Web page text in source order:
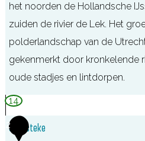
het noorden de Hollandsche
zuiden de rivier de Lek. Het
polderlandschap van de
gekenmerkt door kronkelende
oude stadjes en lintdorpen.
T
O
P
14
2Salmsteke